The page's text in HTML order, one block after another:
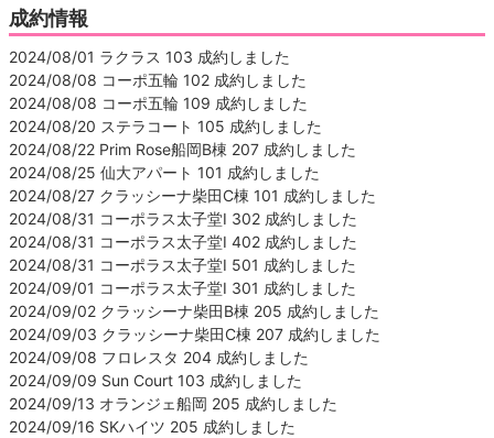
成約情報
2024/08/01 ラクラス 103 成約しました
2024/08/08 コーポ五輪 102 成約しました
2024/08/08 コーポ五輪 109 成約しました
2024/08/20 ステラコート 105 成約しました
2024/08/22 Prim Rose船岡B棟 207 成約しました
2024/08/25 仙大アパート 101 成約しました
2024/08/27 クラッシーナ柴田C棟 101 成約しました
2024/08/31 コーポラス太子堂Ⅰ 302 成約しました
2024/08/31 コーポラス太子堂Ⅰ 402 成約しました
2024/08/31 コーポラス太子堂Ⅰ 501 成約しました
2024/09/01 コーポラス太子堂Ⅰ 301 成約しました
2024/09/02 クラッシーナ柴田B棟 205 成約しました
2024/09/03 クラッシーナ柴田C棟 207 成約しました
2024/09/08 フロレスタ 204 成約しました
2024/09/09 Sun Court 103 成約しました
2024/09/13 オランジェ船岡 205 成約しました
2024/09/16 SKハイツ 205 成約しました